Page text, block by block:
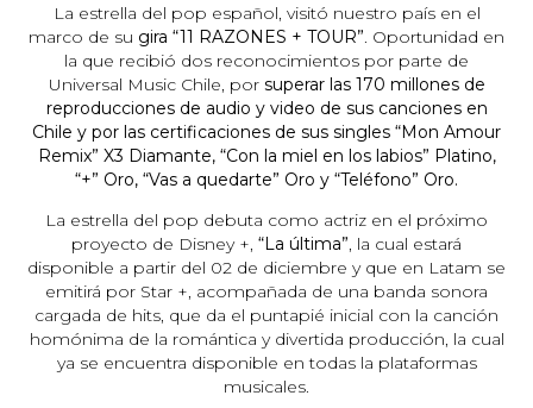
La estrella del pop español, visitó nuestro país en el
marco de su gira “11 RAZONES + TOUR” . Oportunidad en
la que recibió dos reconocimientos por parte de
Universal Music Chile, por superar las 170 millones de
reproducciones de audio y video de sus canciones en
Chile y por las certificaciones de sus singles “Mon Amour
Remix” X3 Diamante, “Con la miel en los labios” Platino,
“+” Oro, “Vas a quedarte” Oro y “Teléfono” Oro.
La estrella del pop debuta como actriz en el próximo
proyecto de Disney +, “La última” , la cual estará
disponible a partir del 02 de diciembre y que en Latam se
emitirá por Star +, acompañada de una banda sonora
cargada de hits, que da el puntapié inicial con la canción
homónima de la romántica y divertida producción, la cual
ya se encuentra disponible en todas la plataformas
musicales.